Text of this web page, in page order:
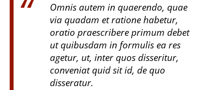
Omnis autem in quaerendo, quae
via quadam et ratione habetur,
oratio praescribere primum debet
ut quibusdam in formulis ea res
agetur, ut, inter quos disseritur,
conveniat quid sit id, de quo
disseratur.